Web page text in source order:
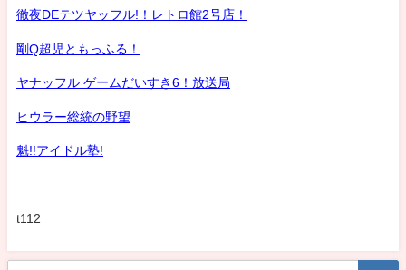
徹夜DEテツヤッフル!！レトロ館2号店！
剛Q超児ともっふる！
ヤナッフル ゲームだいすき6！放送局
ヒウラー総統の野望
魁!!アイドル塾!
t112